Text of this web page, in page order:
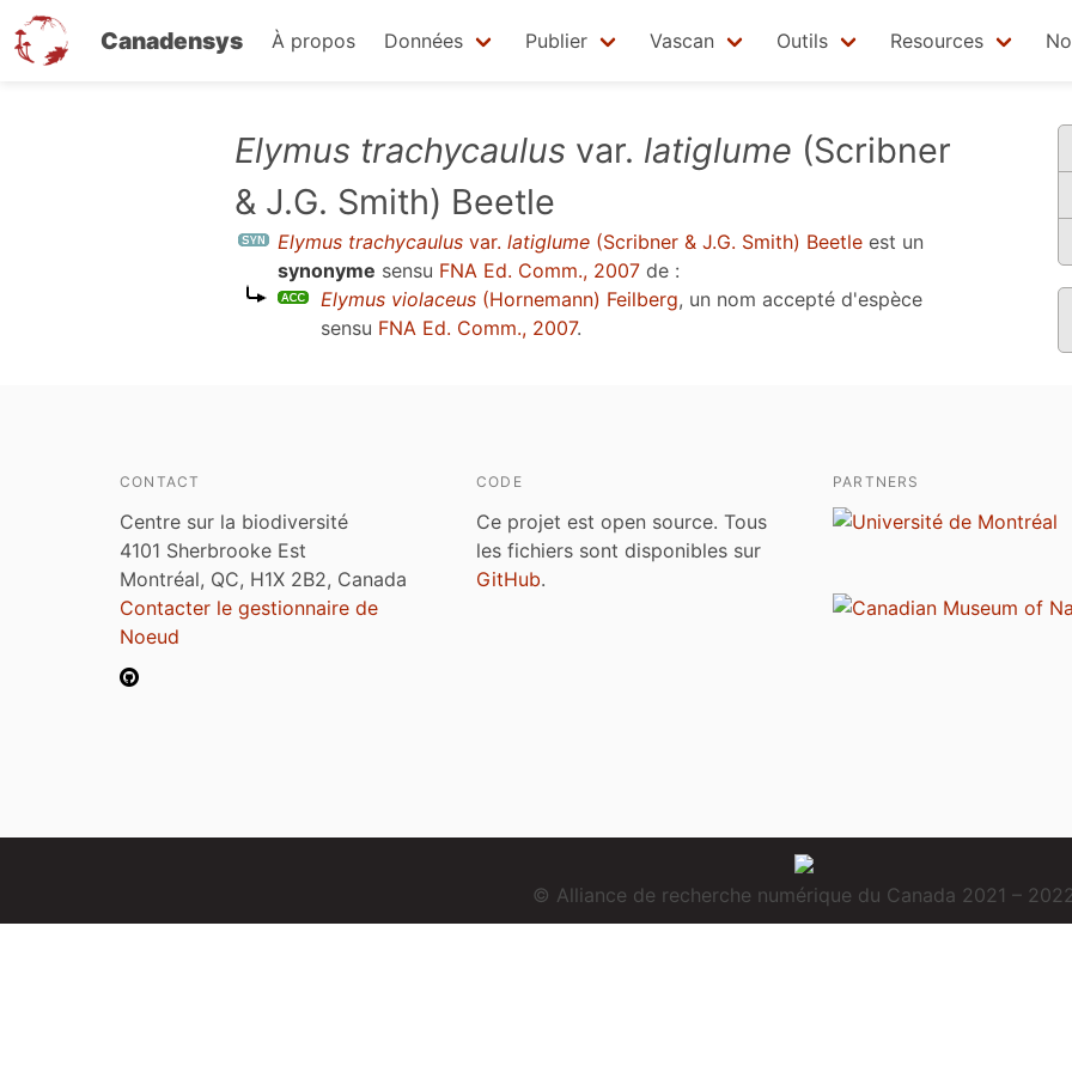
Canadensys À propos Données Publier Vascan Outils Resources
Elymus trachycaulus var. latiglume (Scribner
& J.G. Smith) Beetle
Elymus trachycaulus var. latiglume (Scribner & J.G. Smith) Beetle est un
synonyme sensu FNA Ed. Comm., 2007 de :
Elymus violaceus (Hornemann) Feilberg, un nom accepté d'espèce
sensu FNA Ed. Comm., 2007.
CONTACT
Centre sur la biodiversité
4101 Sherbrooke Est
Montréal, QC, H1X 2B2, Canada
Contacter le gestionnaire de
Noeud
CODE
Ce projet est open source. Tous
les fichiers sont disponibles sur
GitHub.
PARTNERS
© Alliance de recherche numérique du Canada 2021 –